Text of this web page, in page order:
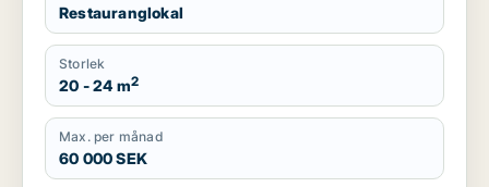
Restauranglokal
Storlek
20 - 24 m2
Max. per månad
60 000 SEK